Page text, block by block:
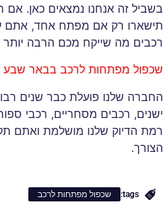
בשביל זה אנחנו נמצאים כאן. אם
תישארו רק אם מפתח אחד, אתם
רכבים מה שייקח מכם הרבה
שכפול מפתחות לרכב בבאר שבע
החברה שלנו פועלת כבר שנים
ישנים, רכבים מסחריים, רכבי
רמת הדיוק שלנו מושלמת ואתם
הצורך.
tags: שכפול מפתחות לרכב